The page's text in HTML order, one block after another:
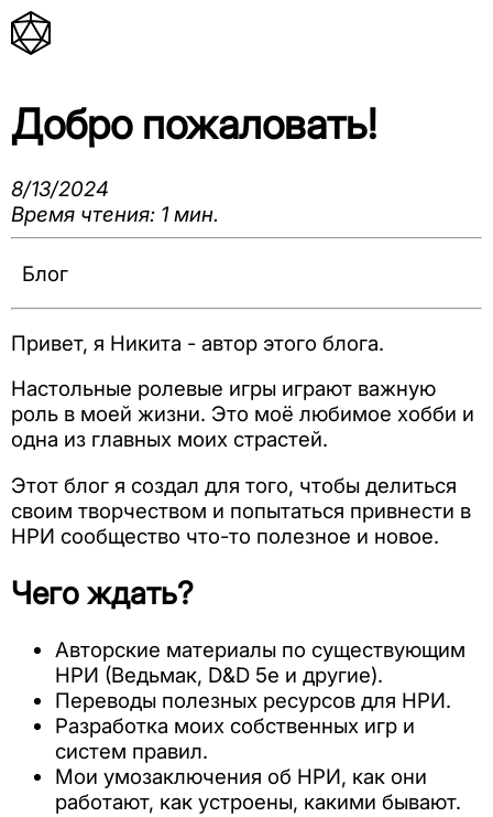
Добро пожаловать!
8/13/2024
Время чтения: 1 мин.
Блог
Привет, я Никита - автор этого блога.
Настольные ролевые игры играют важную
роль в моей жизни. Это моё любимое хобби и
одна из главных моих страстей.
Этот блог я создал для того, чтобы делиться
своим творчеством и попытаться привнести в
НРИ сообщество что-то полезное и новое.
Чего ждать?
Авторские материалы по существующим
НРИ (Ведьмак, D&D 5e и другие).
Переводы полезных ресурсов для НРИ.
Разработка моих собственных игр и
систем правил.
Мои умозаключения об НРИ, как они
работают, как устроены, какими бывают.